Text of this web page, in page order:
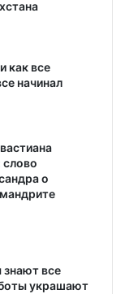
как все
начинал
слово
о
знают все
украшают